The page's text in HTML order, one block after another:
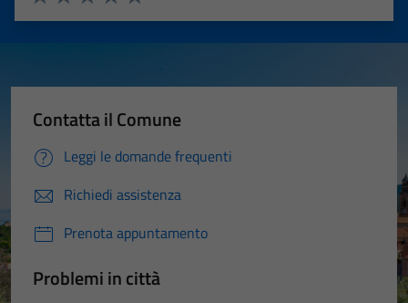
Valuta 5 stelle su 5
Valuta 4 stelle su 5
Valuta 3 stelle su 5
Valuta 2 stelle su 5
Valuta 1 stelle su 5
Contatta il Comune
Leggi le domande frequenti
Richiedi assistenza
Prenota appuntamento
Problemi in città